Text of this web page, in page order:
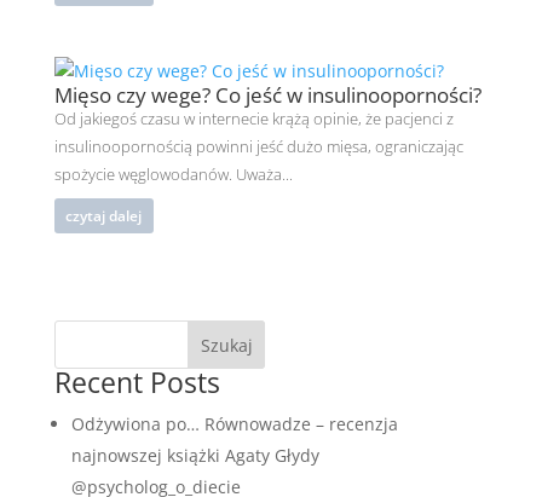
Mięso czy wege? Co jeść w insulinooporności?
Od jakiegoś czasu w internecie krążą opinie, że pacjenci z
insulinoopornością powinni jeść dużo mięsa, ograniczając
spożycie węglowodanów. Uważa...
czytaj dalej
Szukaj
Recent Posts
Odżywiona po… Równowadze – recenzja
najnowszej książki Agaty Głydy
@psycholog_o_diecie